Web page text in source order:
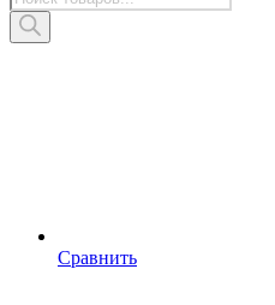
товаров
Сравнить